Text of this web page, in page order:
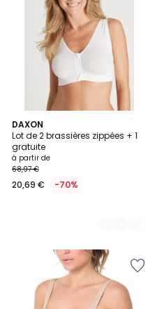
DAXON
Lot de 2 brassières zippées + 1
gratuite
à partir de
68,97 €
20,69 € -70%
2
Couleurs